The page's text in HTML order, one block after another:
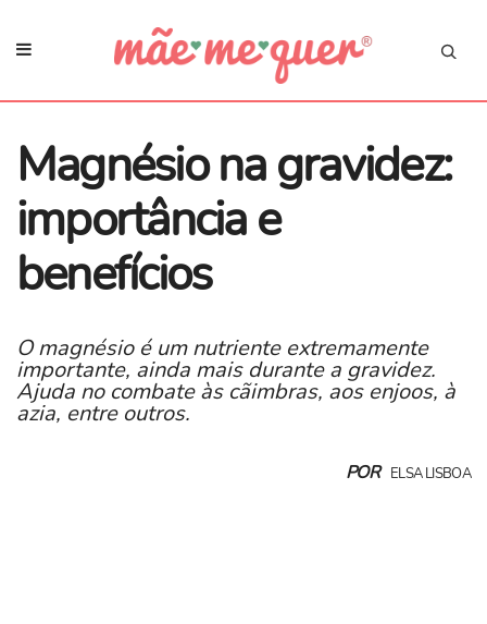
Magnésio na gravidez:
importância e
benefícios
O magnésio é um nutriente extremamente
importante, ainda mais durante a gravidez.
Ajuda no combate às cãimbras, aos enjoos, à
azia, entre outros.
POR ELSA LISBOA